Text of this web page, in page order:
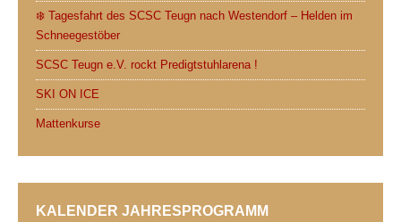
❄️ Tagesfahrt des SCSC Teugn nach Westendorf – Helden im
Schneegestöber
SCSC Teugn e.V. rockt Predigtstuhlarena !
SKI ON ICE
Mattenkurse
KALENDER JAHRESPROGRAMM